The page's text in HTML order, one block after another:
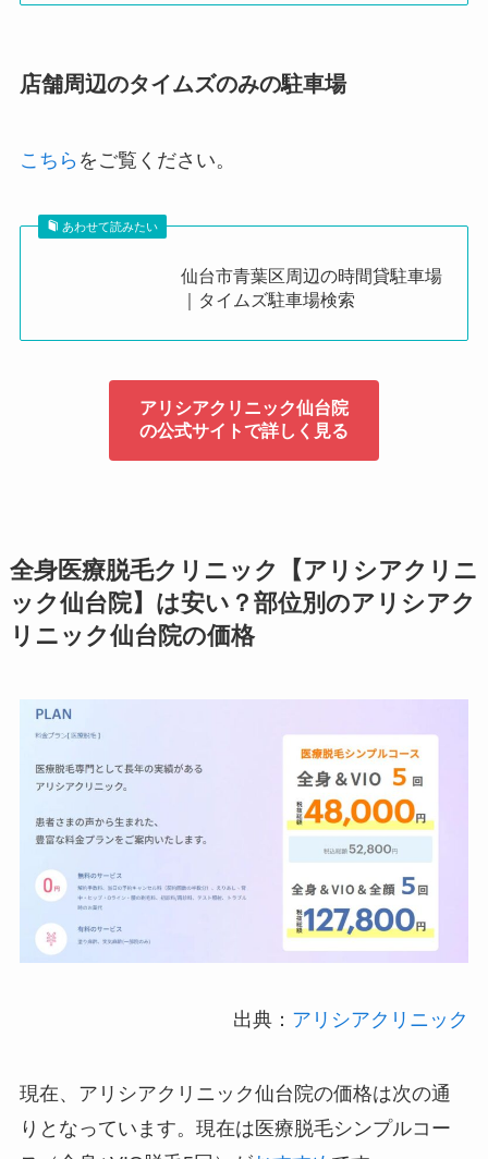
店舗周辺のタイムズのみの駐車場
こちら をご覧ください。
あわせて読みたい
仙台市青葉区周辺の時間貸駐車場
｜タイムズ駐車場検索
アリシアクリニック仙台院
の公式サイトで詳しく見る
全身医療脱毛クリニック【アリシアクリニ
ック仙台院】は安い？部位別のアリシアク
リニック仙台院の価格
出典： アリシアクリニック
現在、アリシアクリニック仙台院の価格は次の通
りとなっています。現在は医療脱毛シンプルコー